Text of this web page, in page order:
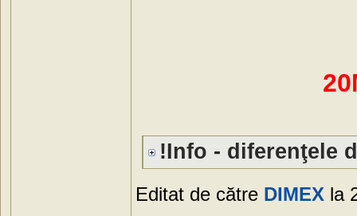
!Info - diferenţele
Editat de către DIMEX la